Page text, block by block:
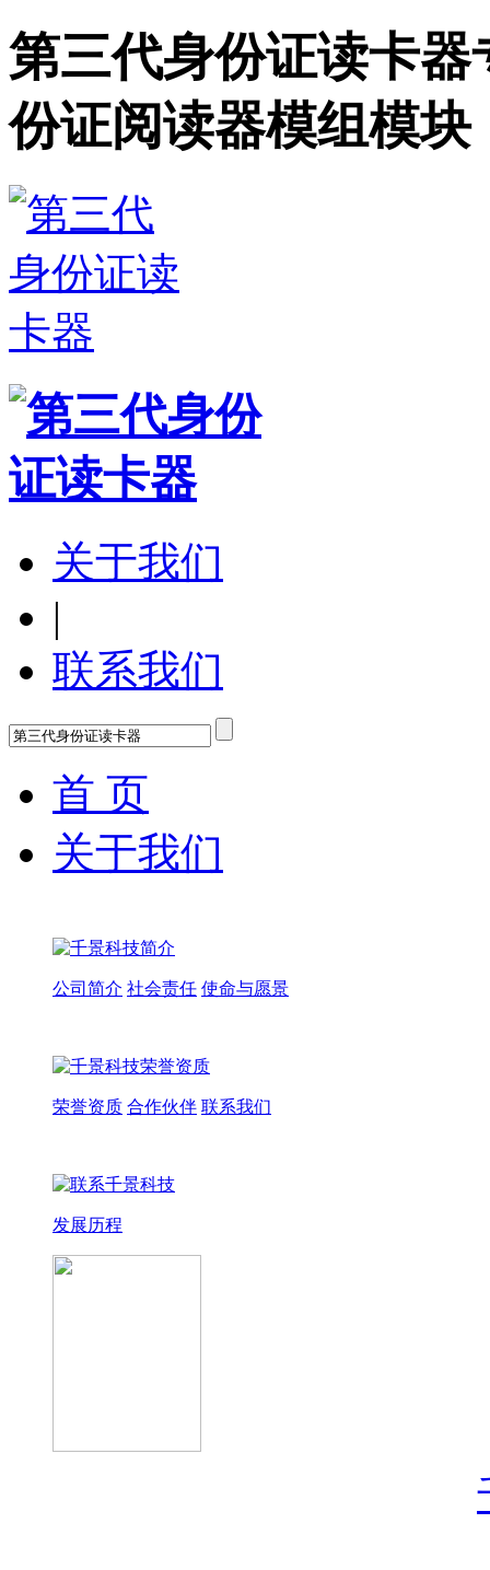
第三代身份证读卡
份证阅读器模组模
关于我们
|
联系我们
首 页
关于我们
公司简介 社会责任 使命与愿景
荣誉资质 合作伙伴 联系我们
发展历程